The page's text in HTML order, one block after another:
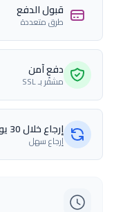
قبول الدفع
طرق متعددة
دفع آمن
مشفّر بـ SSL
إرجاع خلال 30 يومًا
إرجاع سهل